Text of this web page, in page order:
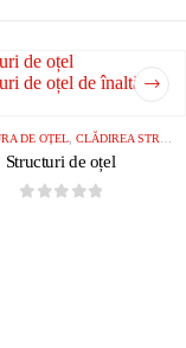
DE OȚEL CLĂDIREA STRUCTURII DE OȚEL
Structuri de oțel